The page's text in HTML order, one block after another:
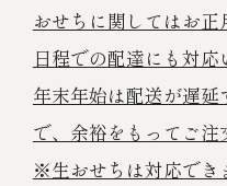
おせちに関してはお正
日程での配達にも対応
年末年始は配送が遅
で、余裕をもってご注
※生おせちは対応でき